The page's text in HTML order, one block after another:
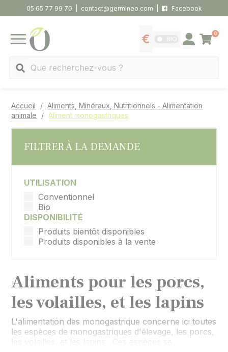
05 65 77 99 70 contact@germineo.com Facebook
MENU
Afficher les tarifs
BIO Se connecter
0
Panier
Accueil
Aliments, Minéraux, Nutritionnels - Alimentation
animale
Aliment monogastriques
FILTRER À LA DEMANDE
UTILISATION
Conventionnel
Bio
DISPONIBILITÉ
Produits bientôt disponibles
Produits disponibles à la vente
Aliments pour les porcs,
les volailles, et les lapins
L'alimentation des monogastrique concerne ici toutes
les espèces de monogastriques d'élevage, les porcs,
les volailles, et les lapins. Ces espèces se
Panneau de gestion des cookies